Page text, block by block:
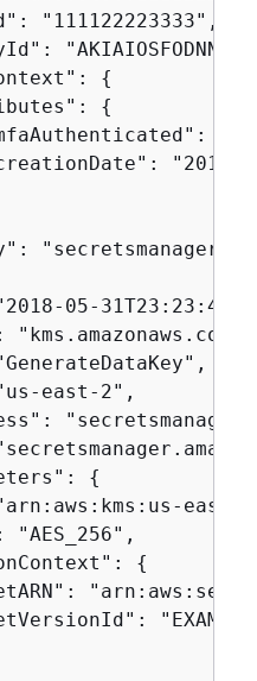
"111122223333",
{
{
"2018-
05-
"kms.amazonaws.com",
east-2",
{
"AES_256",
{